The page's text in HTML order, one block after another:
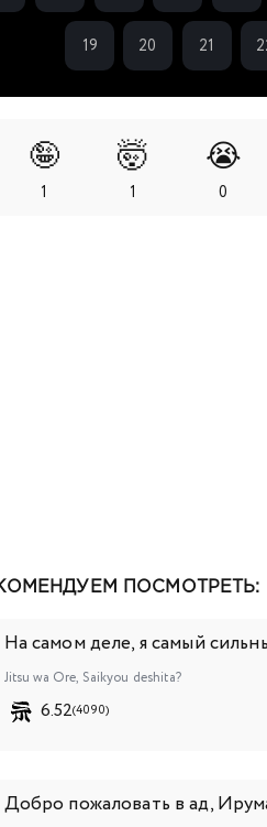
19 20 21
🤪
1
🤯
1
😭
0
ПОСМОТРЕТЬ:
На самом деле, я самый
Jitsu wa Ore, Saikyou deshita?
6.52(4090)
Добро пожаловать в ад,